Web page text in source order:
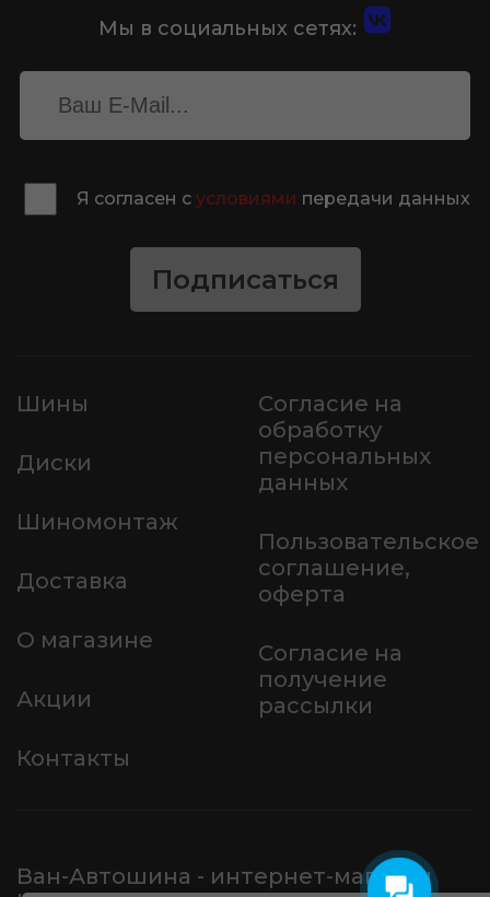
Мы в социальных сетях:
Я согласен с условиями передачи данных
Подписаться
Шины
Диски
Шиномонтаж
Доставка
О магазине
Акции
Контакты
Согласие на
обработку
персональных
данных
Пользовательское
соглашение,
оферта
Согласие на
получение
рассылки
Ван-Автошина - интернет-магазин